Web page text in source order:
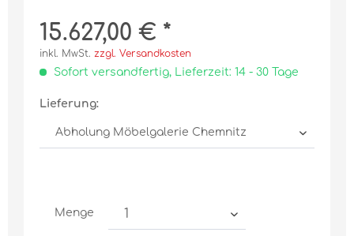
15.627,00 € *
inkl. MwSt. zzgl. Versandkosten
Sofort versandfertig, Lieferzeit: 14 - 30 Tage
Lieferung:
Menge